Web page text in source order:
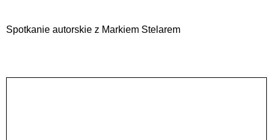
Spotkanie autorskie z Markiem Stelarem